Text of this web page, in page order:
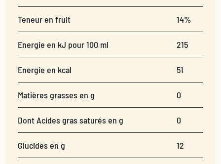
Teneur en fruit 14%
Energie en kJ pour 100 ml 215
Energie en kcal 51
Matières grasses en g 0
Dont Acides gras saturés en g 0
Glucides en g 12